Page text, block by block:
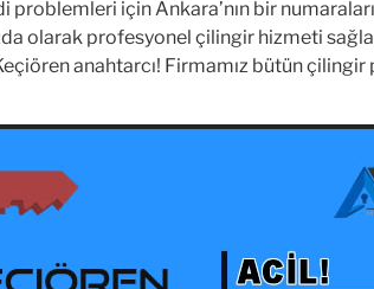
problemleri için Ankara’nın bir
olarak profesyonel çilingir hizmeti
anahtarcı! Firmamız bütün